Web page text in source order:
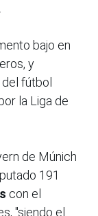
bajo en
y
fútbol
la Liga de
de Múnich
191
con el
"siendo el